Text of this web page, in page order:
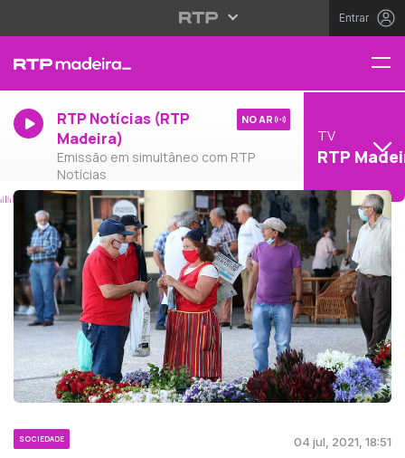
Entrar
RTP Notícias (RTP
Madeira)
Emissão em simultâneo com RTP
Notícias
NO AR
TV
RTP
SOCIEDADE 04 jul, 2021, 18:51